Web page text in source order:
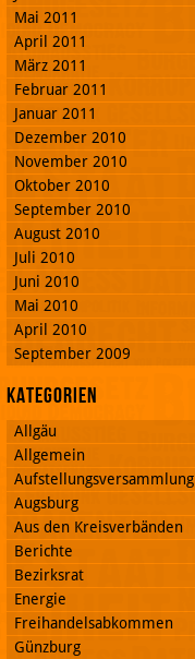
Mai 2011
April 2011
März 2011
Februar 2011
Januar 2011
Dezember 2010
November 2010
Oktober 2010
September 2010
August 2010
Juli 2010
Juni 2010
Mai 2010
April 2010
September 2009
Kategorien
Allgäu
Allgemein
Aufstellungsversammlung
Augsburg
Aus den Kreisverbänden
Berichte
Bezirksrat
Energie
Freihandelsabkommen
Günzburg